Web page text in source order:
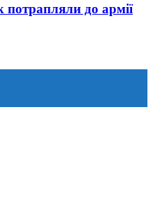
до армії